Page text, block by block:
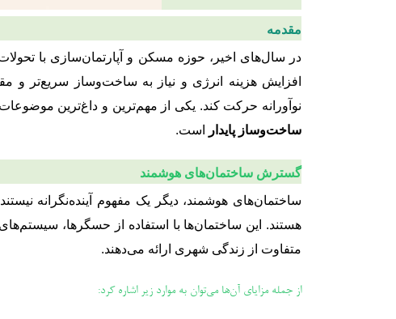
مقدمه
در سال‌های اخیر، حوزه مسکن و آپارتمان‌سازی با
افزایش هزینه انرژی و نیاز به ساخت‌وساز سریع‌تر
نوآورانه حرکت کند. یکی از مهم‌ترین و داغ‌ترین موضوعات
ساخت‌وساز پایدار
است.
گسترش ساختمان‌های هوشمند
ساختمان‌های هوشمند، دیگر یک مفهوم آینده‌نگرانه
متفاوت از زندگی شهری ارائه می‌دهند.
از جمله مزایای آن‌ها می‌توان به موارد زیر اشاره کرد: